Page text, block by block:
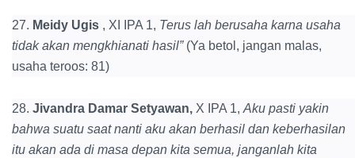
27. Meidy Ugis , XI IPA 1, Terus lah berusaha karna usaha
tidak akan mengkhianati hasil” (Ya betol, jangan malas,
usaha teroos: 81)
28. Jivandra Damar Setyawan, X IPA 1,Aku pasti yakin
bahwa suatu saat nanti aku akan berhasil dan keberhasilan
itu akan ada di masa depan kita semua, janganlah kita